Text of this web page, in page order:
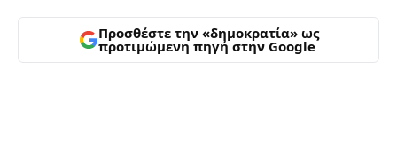
Προσθέστε την «δημοκρατία» ως
προτιμώμενη πηγή στην Google